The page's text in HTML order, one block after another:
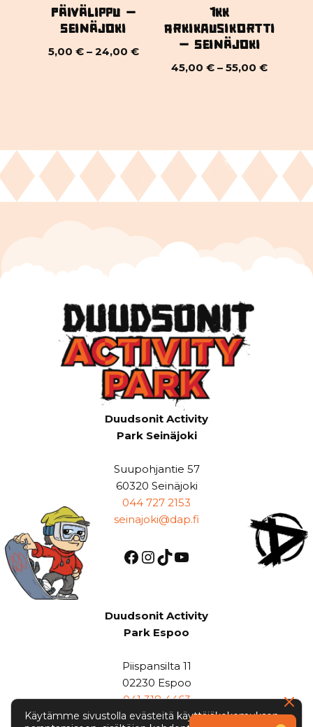
Päivälippu –
Seinäjoki
5,00 € – 24,00 €
1kk
Arkikausikortti
– Seinäjoki
45,00€ – 55,00€
Duudsonit Activity
Park Seinäjoki
Suupohjantie 57
60320 Seinäjoki
044 727 2153
seinajoki@dap.fi
Duudsonit Activity
Park Espoo
Piispansilta 11
02230 Espoo
041 318 4463
espoo@dap.fi
Käytämme sivustolla evästeitä käyttäjäkokemuksen